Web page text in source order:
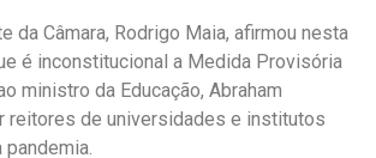
da Câmara, Rodrigo Maia, afirmou nesta
é inconstitucional a Medida Provisória
ministro da Educação, Abraham
reitores de universidades e institutos